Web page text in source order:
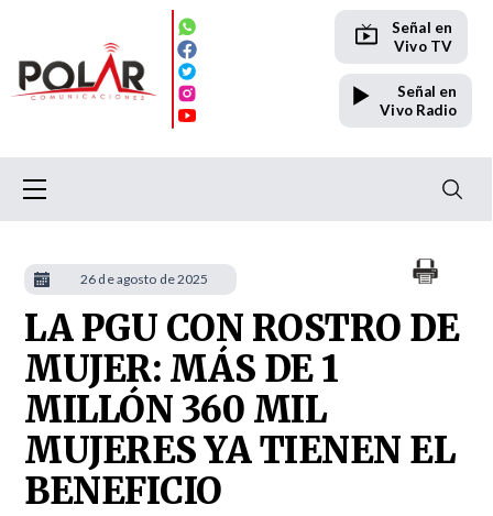
Señal en
Vivo TV
Señal en
Vivo Radio
LA PGU CON ROSTRO DE
MUJER: MÁS DE 1
MILLÓN 360 MIL
MUJERES YA TIENEN EL
BENEFICIO
26 de agosto de 2025